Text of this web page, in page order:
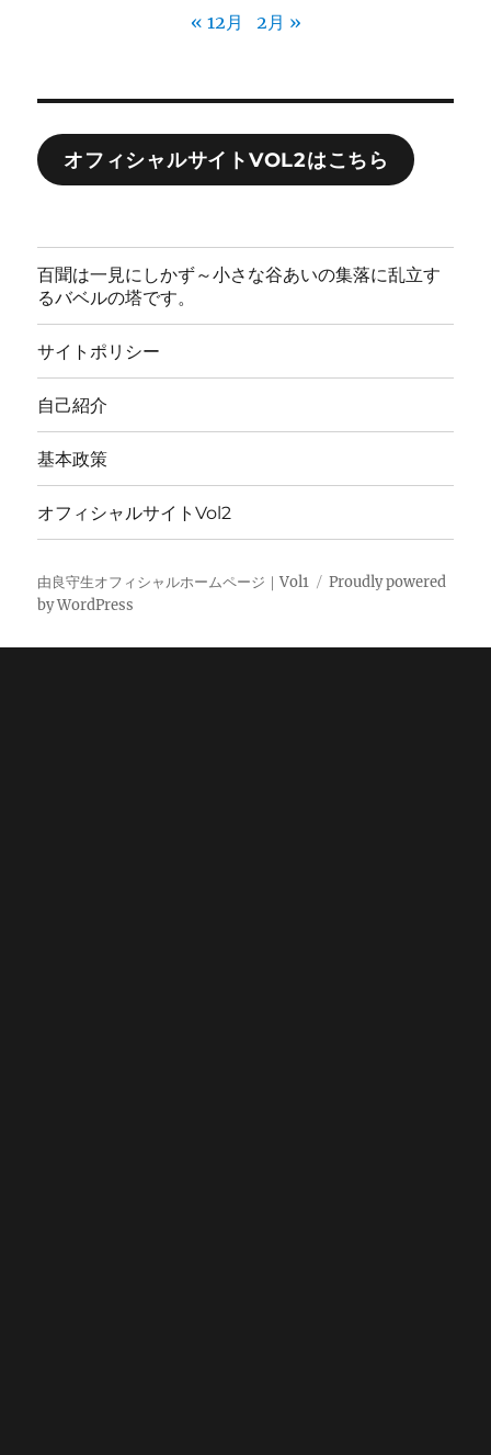
« 12月 2月 »
オフィシャルサイトVOL2はこちら
百聞は一見にしかず～小さな谷あいの集落に乱立す
るバベルの塔です。
サイトポリシー
自己紹介
基本政策
オフィシャルサイトVol2
由良守生オフィシャルホームページ｜Vol1
Proudly powered
by WordPress